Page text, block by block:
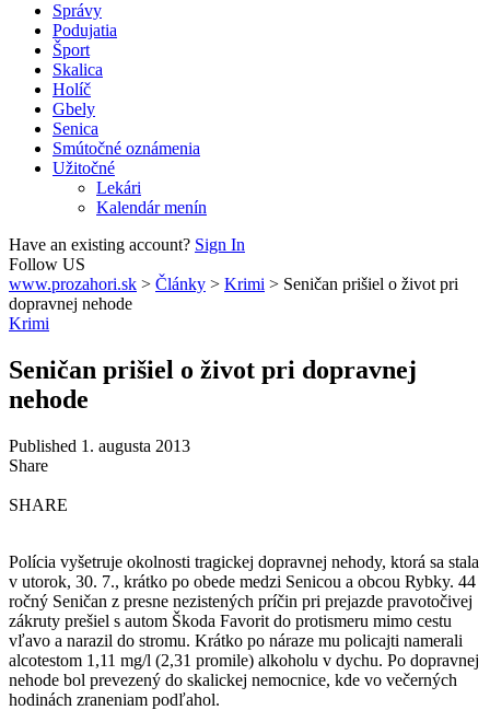
Správy
Podujatia
Šport
Skalica
Holíč
Gbely
Senica
Smútočné oznámenia
Užitočné
Lekári
Kalendár menín
Have an existing account? Sign In
Follow US
www.prozahori.sk > Články > Krimi > Seničan prišiel o život pri
dopravnej nehode
Krimi
Seničan prišiel o život pri dopravnej
nehode
Published 1. augusta 2013
Share
SHARE
Polícia vyšetruje okolnosti tragickej dopravnej nehody, ktorá sa stala
v utorok, 30. 7., krátko po obede medzi Senicou a obcou Rybky. 44
ročný Seničan z presne nezistených príčin pri prejazde pravotočivej
zákruty prešiel s autom Škoda Favorit do protismeru mimo cestu
vľavo a narazil do stromu. Krátko po náraze mu policajti namerali
alcotestom 1,11 mg/l (2,31 promile) alkoholu v dychu. Po dopravnej
nehode bol prevezený do skalickej nemocnice, kde vo večerných
hodinách zraneniam podľahol.